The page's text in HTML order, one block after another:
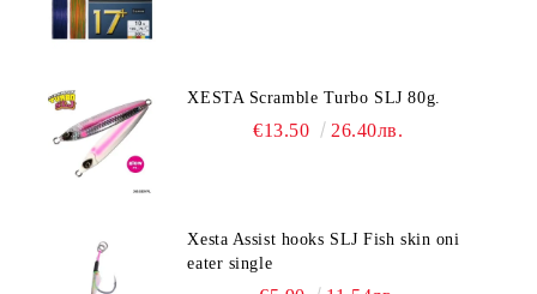
XESTA Scramble Turbo SLJ 80g.
€13.50 26.40лв.
Xesta Assist hooks SLJ Fish skin oni
eater single